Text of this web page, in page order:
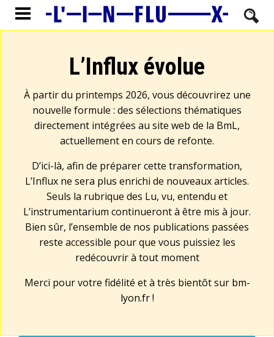
L’Influx évolue
À partir du printemps 2026, vous découvrirez une
nouvelle formule : des sélections thématiques
directement intégrées au site web de la BmL,
actuellement en cours de refonte.
D’ici-là, afin de préparer cette transformation,
L’Influx ne sera plus enrichi de nouveaux articles.
Seuls la rubrique des Lu, vu, entendu et
L’instrumentarium continueront à être mis à jour.
Bien sûr, l’ensemble de nos publications passées
reste accessible pour que vous puissiez les
redécouvrir à tout moment
Merci pour votre fidélité et à très bientôt sur bm-
lyon.fr!